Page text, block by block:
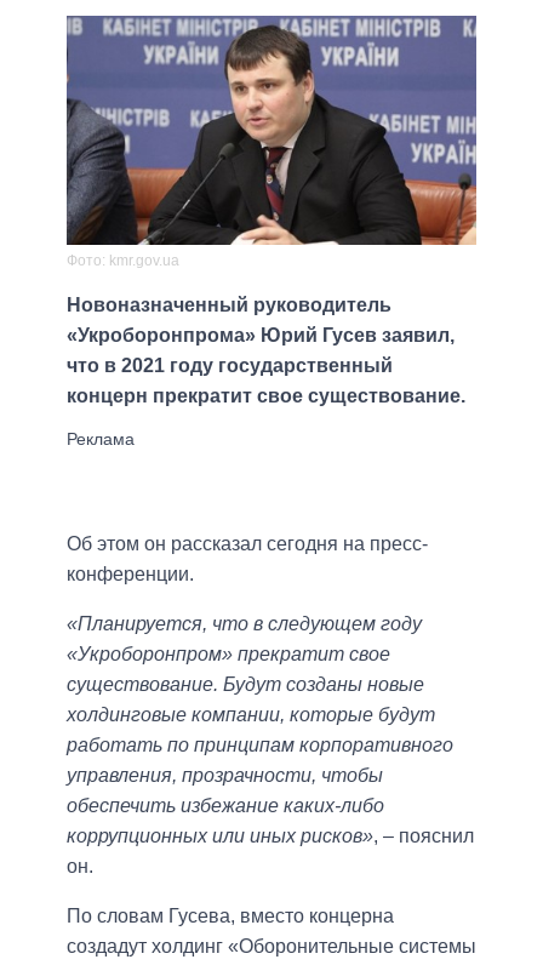
Фото: kmr.gov.ua
Новоназначенный руководитель
«Укроборонпрома» Юрий Гусев заявил,
что в 2021 году государственный
концерн прекратит свое существование.
Об этом он рассказал сегодня на пресс-
конференции.
«Планируется, что в следующем году
«Укроборонпром» прекратит свое
существование. Будут созданы новые
холдинговые компании, которые будут
работать по принципам корпоративного
управления, прозрачности, чтобы
обеспечить избежание каких-либо
коррупционных или иных рисков», – пояснил
он.
По словам Гусева, вместо концерна
создадут холдинг «Оборонительные системы